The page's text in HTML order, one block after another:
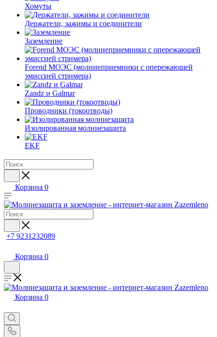
Хомуты
Держатели, зажимы и соединители
Заземление
Forend МОЭС (молниеприемники с опережающей
эмиссией стримера)
Zandz и Galmar
Проводники (токоотводы)
Изолированная молниезащита
EKF
Корзина 0
+7 9231232089
Корзина 0
Корзина 0